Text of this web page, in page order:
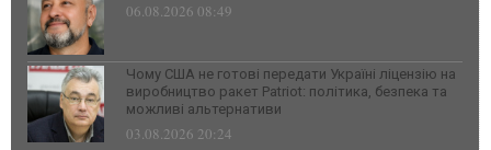
06.08.2026 08:49
Чому США не готові передати Україні ліцензію на
виробництво ракет Patriot: політика, безпека та
можливі альтернативи
03.08.2026 20:24